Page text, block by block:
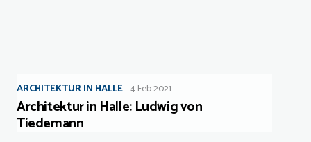
ARCHITEKTUR IN HALLE 4 Feb 2021
Architektur in Halle: Ludwig von
Tiedemann